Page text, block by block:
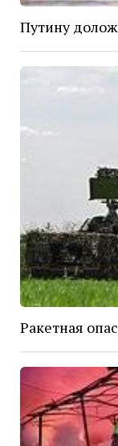
Путину
Ракетная